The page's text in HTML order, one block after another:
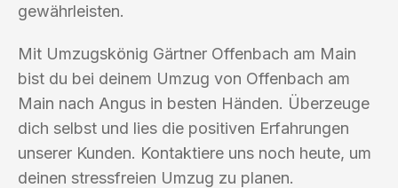
gewährleisten.
Mit Umzugskönig Gärtner Offenbach am Main
bist du bei deinem Umzug von Offenbach am
Main nach Angus in besten Händen. Überzeuge
dich selbst und lies die positiven Erfahrungen
unserer Kunden. Kontaktiere uns noch heute, um
deinen stressfreien Umzug zu planen.